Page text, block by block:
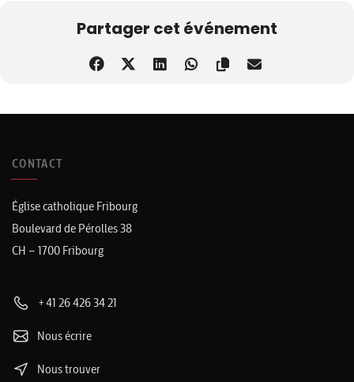
Partager cet événement
CONTACT
Église catholique Fribourg
Boulevard de Pérolles 38
CH – 1700 Fribourg
+41 26 426 34 21
Nous écrire
Nous trouver